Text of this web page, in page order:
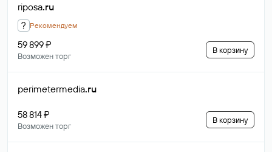
riposa.ru
? Рекомендуем
59 899 ₽
Возможен торг
В корзину
perimetermedia.ru
58 814 ₽
Возможен торг
В корзину